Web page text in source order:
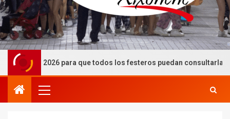
para que todos los festeros puedan consultarlas (CASTELLÀ)